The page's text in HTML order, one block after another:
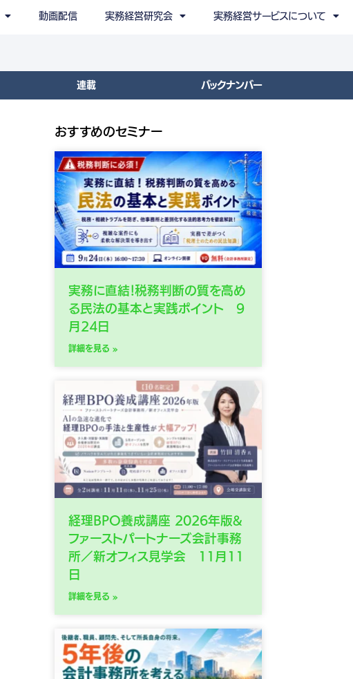
動画配信 実務経営研究会 実務経営サービスについて
連載 バックナンバー
おすすめのセミナー
実務に直結！税務判断の質を高め
る民法の基本と実践ポイント 9
月24日
詳細を見る »
経理BPO養成講座 2026年版&
ファーストパートナーズ会計事務
所／新オフィス見学会 11月11
日
詳細を見る »